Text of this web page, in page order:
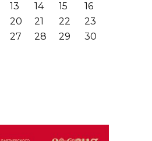
13 14 15
16
20 21 22
23
27 28 29
30